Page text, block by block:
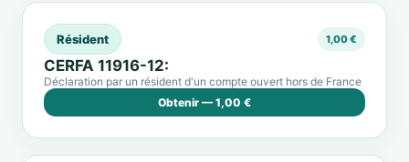
Résident 1,00 €
CERFA 11916-12:
Déclaration par un résident d'un compte ouvert hors de France
Obtenir — 1,00 €